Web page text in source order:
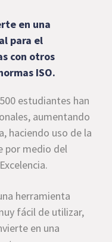
en una
para el
con otros
ISO.
estudiantes han
aumentando
haciendo uso de la
por medio del
herramienta
fácil de utilizar,
en una